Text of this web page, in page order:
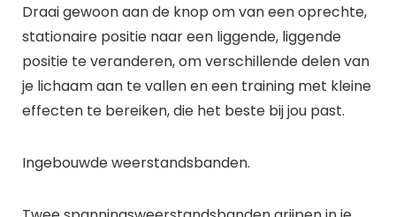
Draai gewoon aan de knop om van een oprechte,
stationaire positie naar een liggende, liggende
positie te veranderen, om verschillende delen van
je lichaam aan te vallen en een training met kleine
effecten te bereiken, die het beste bij jou past.
Ingebouwde weerstandsbanden.